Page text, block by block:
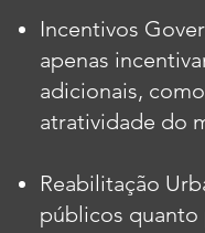
Incentivos
apenas
adicionais,
atratividade do
Reabilitação
públicos quanto